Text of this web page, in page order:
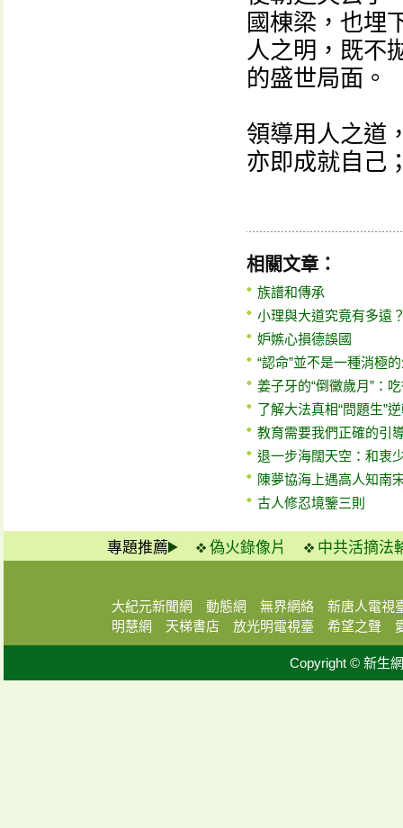
國棟梁，也埋
人之明，既不
的盛世局面。
領導用人之道
亦即成就自己
相關文章：
族譜和傳承
小理與大道究竟有多遠
妒嫉心損德誤國
“認命”並不是一種消極
姜子牙的“倒黴歲月”：
了解大法真相“問題生”
教育需要我們正確的引
退一步海闊天空：和衷
陳夢協海上遇高人知南
古人修忍境鑒三則
專題推薦 偽火錄像片 中共活摘法
大紀元新聞網 動態網 無界網絡
新唐人電視
明慧網
天梯書店 放光明電視臺 希望之聲
Copyright © 新生